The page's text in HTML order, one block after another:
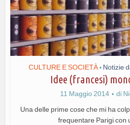
CULTURE E SOCIETÀ • Notizie
Idee (francesi)
11 Maggio 2014 di
Una delle prime cose che mi ha
frequentare Parigi con